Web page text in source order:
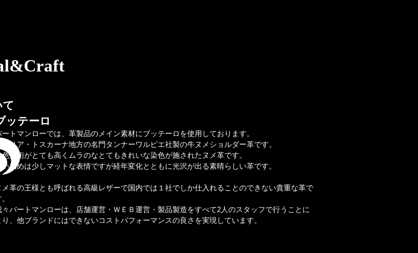
ートマンローでは、革製品のメイン素材にブッテーロを使用しております。
タリア・トスカーナ地方の名門タンナーワルピエ社製の牛ヌメショルダー革です。
色技術がとても高くムラのなとてもきれいな染色が施されたヌメ革です。
い始めは少しマットな表情ですが経年変化とともに光沢が出る素晴らしい革です。
メ革の王様とも呼ばれる高級レザーで国内では１社でしか仕入れることのできない貴重な革で
々バートマンローは、店舗運営・ＷＥＢ運営・製品製造をすべて2人のスタッフで行うことに
り、他ブランドにはできないコストパフォーマンスの良さを実現しています。
ッテーロ​